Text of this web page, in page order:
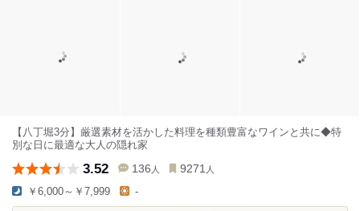
【八丁堀3分】厳選素材を活かした料理を種類豊富なワインと共に◆特
別な日に最適な大人の隠れ家
3.52 136 人 9271 人
￥6,000～￥7,999 -